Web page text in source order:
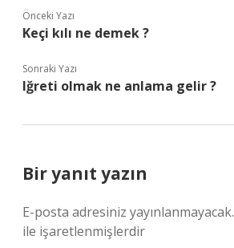
Önceki Yazı
Keçi kılı ne demek ?
Sonraki Yazı
Iğreti olmak ne anlama gelir ?
Bir yanıt yazın
E-posta adresiniz yayınlanmayacak.
ile işaretlenmişlerdir